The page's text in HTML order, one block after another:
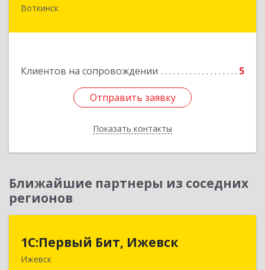
Воткинск
Клиентов на сопровождении 5
Отправить заявку
Показать контакты
Отправить заявку
Назад
Ближайшие партнеры из соседних
регионов
1С:Первый Бит, Ижевск
Ижевск
1С:Первый Бит, Ижевск